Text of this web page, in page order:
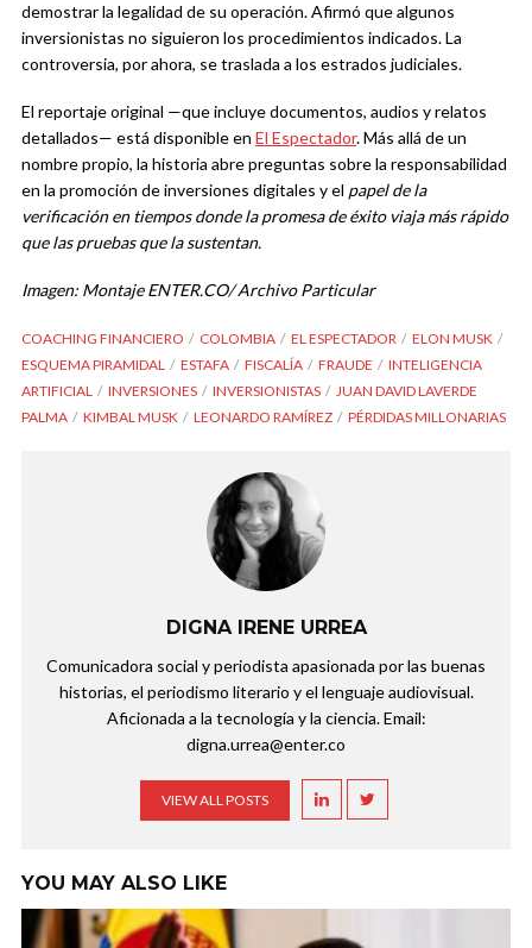
demostrar la legalidad de su operación. Afirmó que algunos
inversionistas no siguieron los procedimientos indicados. La
controversia, por ahora, se traslada a los estrados judiciales.
El reportaje original —que incluye documentos, audios y relatos
detallados— está disponible en El Espectador. Más allá de un
nombre propio, la historia abre preguntas sobre la responsabilidad
en la promoción de inversiones digitales y el papel de la
verificación en tiempos donde la promesa de éxito viaja más rápido
que las pruebas que la sustentan.
Imagen: Montaje ENTER.CO/ Archivo Particular
COACHING FINANCIERO COLOMBIA EL ESPECTADOR
ELON MUSK
ESQUEMA PIRAMIDAL
ESTAFA FISCALÍA FRAUDE
INTELIGENCIA
ARTIFICIAL
INVERSIONES INVERSIONISTAS
JUAN DAVID LAVERDE
PALMA
KIMBAL MUSK LEONARDO RAMÍREZ PÉRDIDAS MILLONARIAS
DIGNA IRENE URREA
Comunicadora social y periodista apasionada por las buenas
historias, el periodismo literario y el lenguaje audiovisual.
Aficionada a la tecnología y la ciencia. Email:
digna.urrea@enter.co
VIEW ALL POSTS
YOU MAY ALSO LIKE